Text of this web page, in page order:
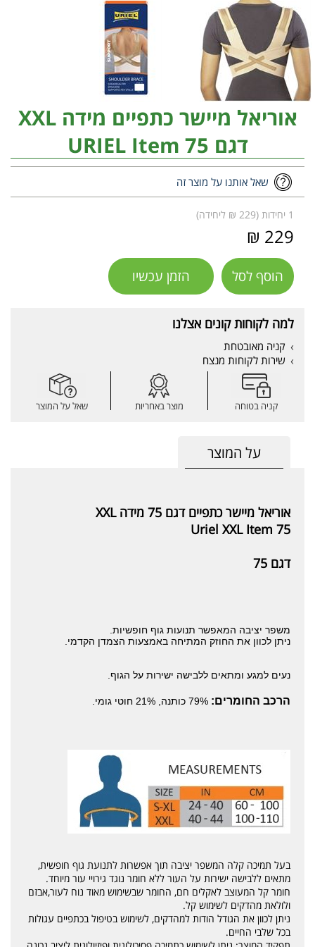
אוריאל מיישר כתפיים מידה XXL
דגם URIEL Item 75
שאל אותנו על מוצר זה
1 יחידות (229 ₪ ליחידה)
229 ₪
הוסף לסל הזמן עכשיו
למה לקוחות קונים אצלנו
קניה מאובטחת
שירות לקוחות מנצח
קניה בטוחה מוצר באחריות שאל על המוצר
על המוצר
אוריאל מיישר כתפיים דגם 75 מידה XXL
Uriel XXL Item 75
דגם 75
משפר יציבה המאפשר תנועות גוף חופשיות.
ניתן לכוון את החוזק המתיחה באמצעות הצמדן הקדמי.
נעים למגע ומתאים ללבישה ישירות על הגוף.
הרכב החומרים:
בעל תמיכה קלה המשפר יציבה תוך אפשרות לתנועת גוף חופשית,
מתאים ללבישה ישירות על העור ללא חומר נוגד גירויי עור מיוחד.
חומר קל המעוצב לאקלים חם, החומר שבשימוש מאוד נוח לעור,אבזם
ולולאת מהדקים לשימוש קל.
ניתן לכוון את הגודל הודות למהדקים, לשימוש בטיפול בכתפיים עגולות
בכל שלבי החיים.